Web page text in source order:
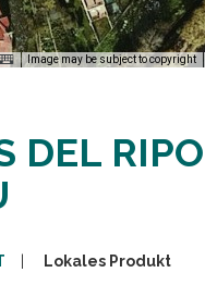
Image may be subject to copyright
DEL
Lokales Produkt